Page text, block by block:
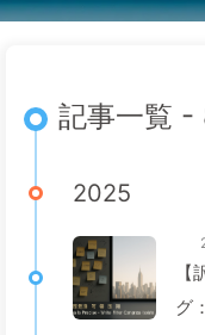
記事一覧 -
2025
グ